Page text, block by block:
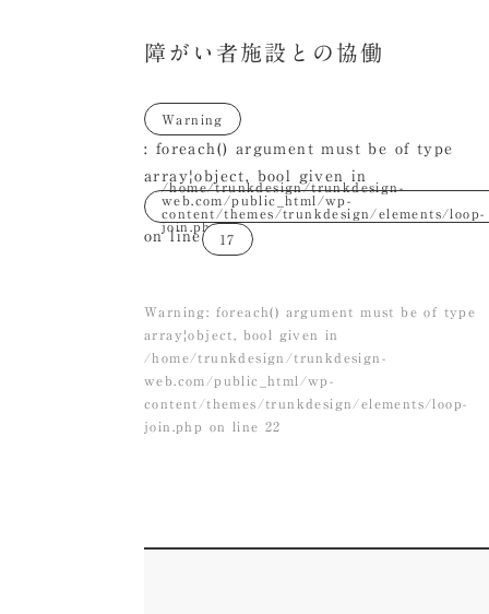
障がい者施設との協働
Warning
: foreach() argument must be of type
array|object, bool given in
/home/trunkdesign/trunkdesign-
web.com/public_html/wp-
content/themes/trunkdesign/elements/loop-
join.php
on line 17
Warning: foreach() argument must be of type
array|object, bool given in
/home/trunkdesign/trunkdesign-
web.com/public_html/wp-
content/themes/trunkdesign/elements/loop-
join.php
on line 22